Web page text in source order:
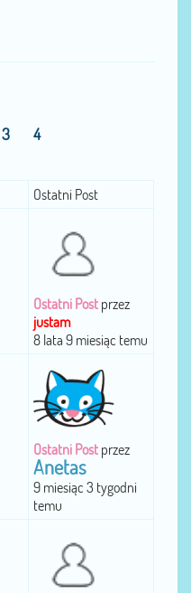
3 4
Ostatni Post
Ostatni Post przez
justam
8 lata 9 miesiąc temu
Ostatni Post przez
Anetas
9 miesiąc 3 tygodni
temu